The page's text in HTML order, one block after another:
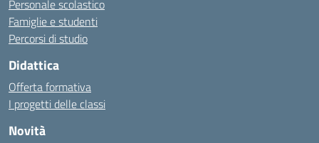
Personale scolastico
Famiglie e studenti
Percorsi di studio
Didattica
Offerta formativa
I progetti delle classi
Novità